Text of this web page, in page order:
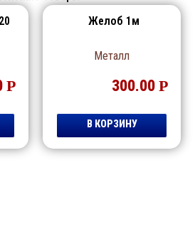
Р
Желоб 1м
Металл
300.00 Р
В КОРЗИНУ